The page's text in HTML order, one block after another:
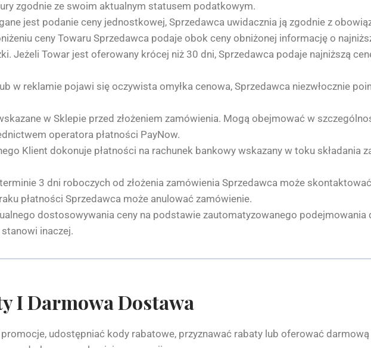
zgodnie ze swoim aktualnym statusem podatkowym.
jest podanie ceny jednostkowej, Sprzedawca uwidacznia ją zgodnie z
ceny Towaru Sprzedawca podaje obok ceny obniżonej informację o
Jeżeli Towar jest oferowany krócej niż 30 dni, Sprzedawca podaje najniższą
w reklamie pojawi się oczywista omyłka cenowa, Sprzedawca niezwłocznie
w Sklepie przed złożeniem zamówienia. Mogą obejmować w
operatora płatności PayNow.
Klient dokonuje płatności na rachunek bankowy wskazany w toku
3 dni roboczych od złożenia zamówienia Sprzedawca może
płatności Sprzedawca może anulować zamówienie.
dostosowywania ceny na podstawie zautomatyzowanego podejmowania
inaczej.
I Darmowa Dostawa
udostępniać kody rabatowe, przyznawać rabaty lub oferować